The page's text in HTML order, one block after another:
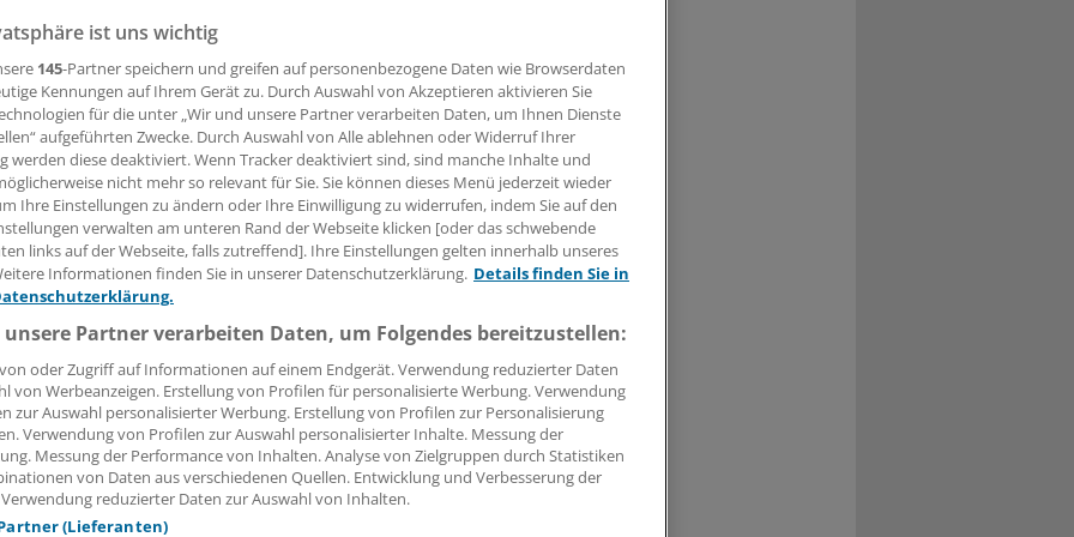
her ist
stehen in vielen Unternehmen wieder Betriebsratswahlen an. In
Betriebsräte vergleichsweise selten. Ein Arbeitsrechtler ordnet ein,
in freien Berufen kaum etabliert ist.
Leserin, lieber Leser,
Beitrag können Sie lesen, sobald Sie sich eingeloggt haben.
Jetzt anmelden »
Kostenlos registrieren »
vergessen?
Problem beim Login?
ist mit wenigen Klicks erledigt und kostenlos.
des kostenlosen Login:
ist uns wichtig
145-Partner speichern und greifen auf personenbezogene Daten wie Browserdaten
Kennungen auf Ihrem Gerät zu. Durch Auswahl von Akzeptieren aktivieren Sie
für die unter „Wir und unsere Partner verarbeiten Daten, um Ihnen Dienste
aufgeführten Zwecke. Durch Auswahl von Alle ablehnen oder Widerruf Ihrer
werden diese deaktiviert. Wenn Tracker deaktiviert sind, sind manche Inhalte und
nicht mehr so relevant für Sie. Sie können dieses Menü jederzeit wieder
Ihre Einstellungen zu ändern oder Ihre Einwilligung zu widerrufen, indem Sie auf den
verwalten am unteren Rand der Webseite klicken [oder das schwebende
links auf der Webseite, falls zutreffend]. Ihre Einstellungen gelten innerhalb unseres
Informationen finden Sie in unserer Datenschutzerklärung. Details finden Sie in
Partner verarbeiten Daten, um Folgendes bereitzustellen:
oder Zugriff auf Informationen auf einem Endgerät. Verwendung reduzierter Daten
von Werbeanzeigen. Erstellung von Profilen für personalisierte Werbung. Verwendung
zur Auswahl personalisierter Werbung. Erstellung von Profilen zur Personalisierung
Verwendung von Profilen zur Auswahl personalisierter Inhalte. Messung der
Messung der Performance von Inhalten. Analyse von Zielgruppen durch Statistiken
von Daten aus verschiedenen Quellen. Entwicklung und Verbesserung der
reduzierter Daten zur Auswahl von Inhalten.
(Lieferanten)